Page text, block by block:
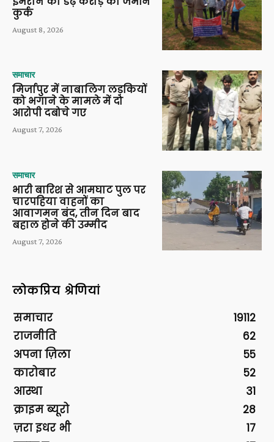
कुर्क
August 8, 2026
समाचार
मिर्जापुर में नाबालिग लड़कियों
को भगाने के मामले में दो
आरोपी दबोचे गए
August 7, 2026
समाचार
भारी बारिश से आमघाट पुल पर
चारपहिया वाहनों का
आवागमन बंद, तीन दिन बाद
बहाल होने की उम्मीद
August 7, 2026
लोकप्रिय श्रेणियां
समाचार
19112
राजनीति
62
अपना ज़िला
55
कारोबार
52
आस्था
31
क्राइम ब्यूरो
28
ज़रा इधर भी
17